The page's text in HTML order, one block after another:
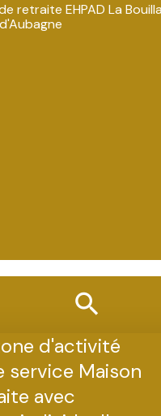
retraite EHPAD La
d'activité
service Maison
avec